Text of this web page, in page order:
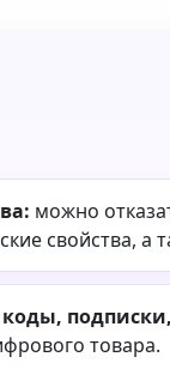
можно
свойства, а
товара.